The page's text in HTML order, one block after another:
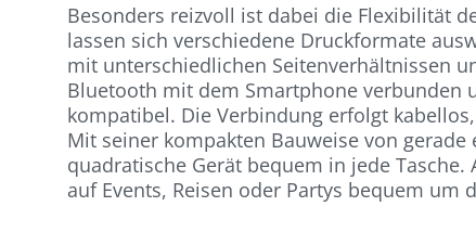
Besonders reizvoll ist dabei die Flexibilität
lassen sich verschiedene Druckformate
mit unterschiedlichen Seitenverhältnissen
Bluetooth mit dem Smartphone verbunden
kompatibel. Die Verbindung erfolgt
Mit seiner kompakten Bauweise von
quadratische Gerät bequem in jede
auf Events, Reisen oder Partys bequem um